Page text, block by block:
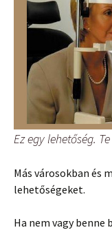
Ez egy lehetőség.
Más városokban és
lehetőségeket.
Ha nem vagy benne